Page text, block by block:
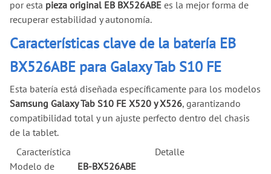
por esta pieza original EB BX526ABE es la mejor forma de
recuperar estabilidad y autonomía.
Características clave de la batería EB
BX526ABE para Galaxy Tab S10 FE
Esta batería está diseñada específicamente para los modelos
Samsung Galaxy Tab S10 FE X520 y X526, garantizando
compatibilidad total y un ajuste perfecto dentro del chasis
de la tablet.
Característica
Detalle
Modelo de
EB-BX526ABE